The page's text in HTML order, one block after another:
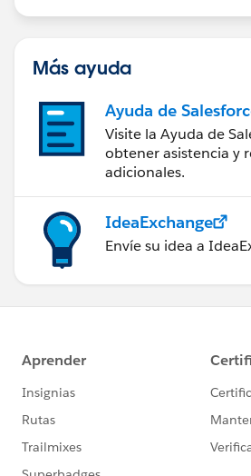
Más ayuda
Ayuda de
Visite la Ayuda de
obtener asistencia y
adicionales.
IdeaExchange
Envíe su idea a